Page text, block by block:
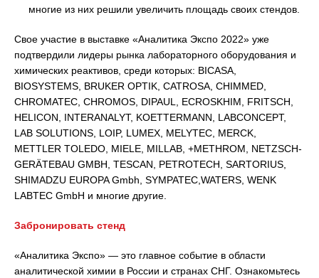
многие из них решили увеличить площадь своих стендов.
Свое участие в выставке «Аналитика Экспо 2022» уже
подтвердили лидеры рынка лабораторного оборудования и
химических реактивов, среди которых: BICASA,
BIOSYSTEMS, BRUKER OPTIK, CATROSA, CHIMMED,
CHROMATEC, CHROMOS, DIPAUL, ECROSKHIM, FRITSCH,
HELICON, INTERANALYT, KOETTERMANN, LABCONCEPT,
LAB SOLUTIONS, LOIP, LUMEX, MELYTEC, MERCK,
METTLER TOLEDO, MIELE, MILLAB, +METHROM, NETZSCH-
GERÄTEBAU GMBH, TESCAN, PETROTECH, SARTORIUS,
SHIMADZU EUROPA Gmbh, SYMPATEC,WATERS, WENK
LABTEC GmbH и многие другие.
Забронировать стенд
«Аналитика Экспо» — это главное событие в области
аналитической химии в России и странах СНГ. Ознакомьтесь